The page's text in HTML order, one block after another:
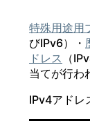
特殊用途用
びIPv6）・
ドレス （
当てが行わ
IPv4アドレ